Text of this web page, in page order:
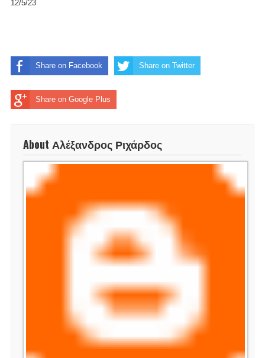
12/5/23
Share on Facebook Share on Twitter
Share on Google Plus
About Αλέξανδρος Ριχάρδος